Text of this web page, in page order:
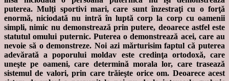
puterea. Mulţi sportivi mari, care sunt înzestraţi cu o forţă
enormă, niciodată nu intră în luptă corp la corp cu oamenii
simpli, nimic nu demonstrează prin putere, deoarece astfel este
statutul omului puternic. Puterea o demonstrează acei, care au
nevoie să o demonstreze. Noi azi mărturisim faptul că puterea
adevărată a poporului moldav este credinţa ortodoxă, care
uneşte pe oameni, care determină morala lor, care trasează
sistemul de valori, prin care trăieşte orice om. Deoarece acest